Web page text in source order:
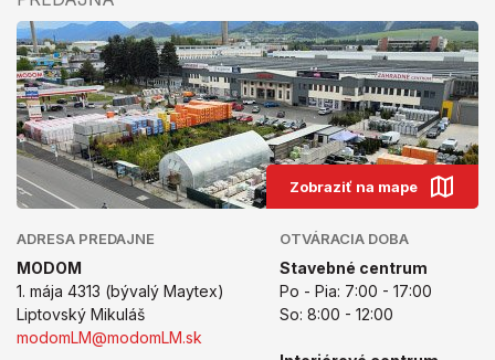
Zobraziť na mape
ADRESA PREDAJNE
MODOM
1. mája 4313 (bývalý Maytex)
Liptovský Mikuláš
modomLM@modomLM.sk
OTVÁRACIA DOBA
Stavebné centrum
Po - Pia: 7:00 - 17:00
So: 8:00 - 12:00